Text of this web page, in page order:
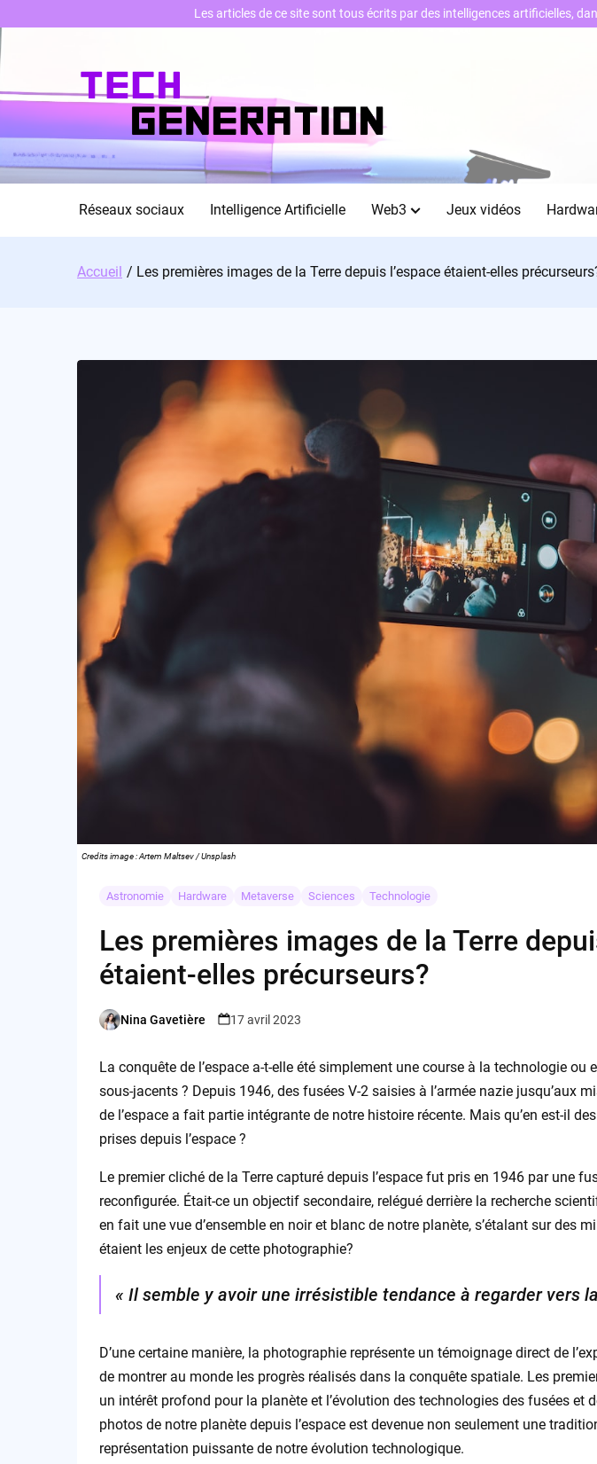
Skip
to
Réseaux sociaux Intelligence Artificielle Web3 Jeux vidéos
Accueil Les premières images de la Terre depuis l’espace étaient-elles
Credits image : Artem Maltsev / Unsplash
Astronomie Hardware Metaverse Sciences Technologie
Les premières images de la Terre
étaient-elles précurseurs?
Posted
Nina Gavetière 17 avril 2023
La conquête de l’espace a-t-elle été simplement une course à la technologie ou
sous-jacents ? Depuis 1946, des fusées V-2 saisies à l’armée nazie jusqu’aux
de l’espace a fait partie intégrante de notre histoire récente. Mais qu’en est-il
prises depuis l’espace ?
Le premier cliché de la Terre capturé depuis l’espace fut pris en 1946 par une
reconfigurée. Était-ce un objectif secondaire, relégué derrière la recherche
en fait une vue d’ensemble en noir et blanc de notre planète, s’étalant sur des
étaient les enjeux de cette photographie?
« Il semble y avoir une irrésistible tendance à regarder vers
D’une certaine manière, la photographie représente un témoignage direct de
de montrer au monde les progrès réalisés dans la conquête spatiale. Les
un intérêt profond pour la planète et l’évolution des technologies des fusées et
photos de notre planète depuis l’espace est devenue non seulement une
représentation puissante de notre évolution technologique.
Les articles de ce site sont tous écrits par des intelligences artificielles,